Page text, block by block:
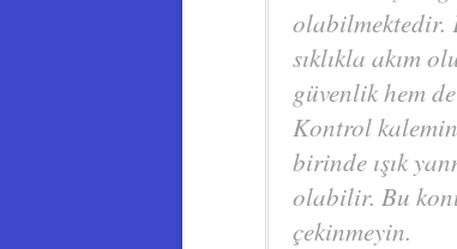
olabilmektedir.
sıklıkla akım
güvenlik hem
Kontrol
birinde ışık
olabilir. Bu
çekinmeyin.